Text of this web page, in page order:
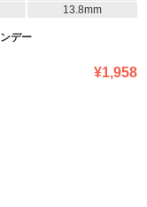
13.8mm
デー
¥1,958